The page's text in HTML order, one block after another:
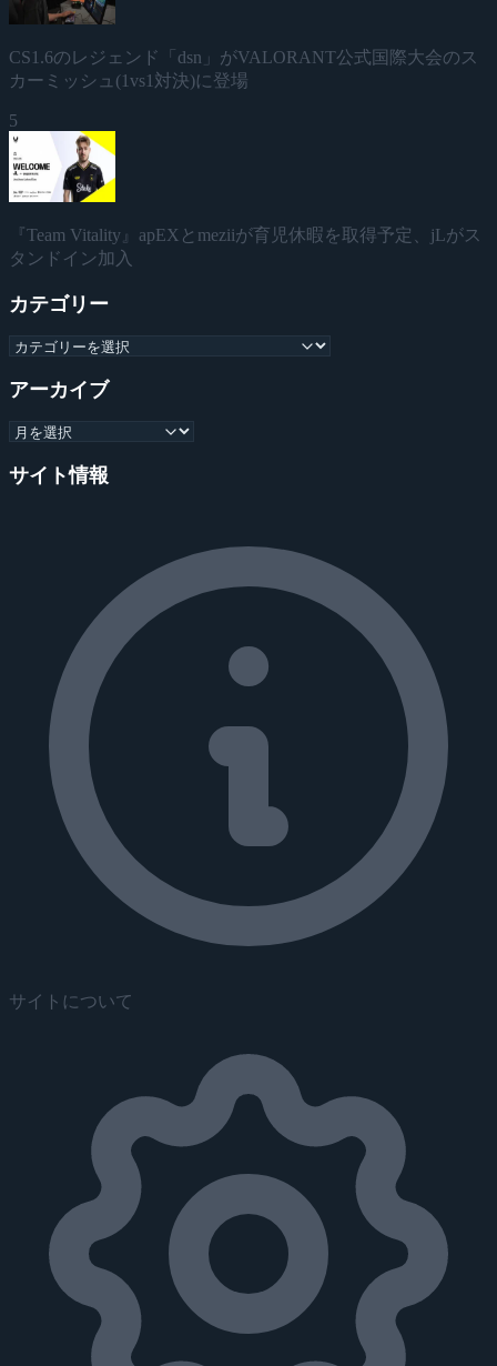
CS1.6のレジェンド「dsn」がVALORANT公式国際大会のス
カーミッシュ(1vs1対決)に登場
5
『Team Vitality』apEXとmeziiが育児休暇を取得予定、jLがス
タンドイン加入
カテゴリー
アーカイブ
サイト情報
サイトについて